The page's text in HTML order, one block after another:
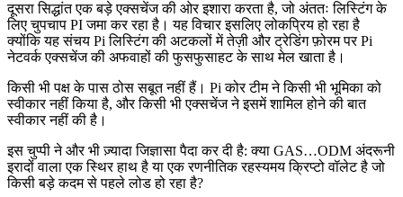
दूसरा सिद्धांत एक बड़े एक्सचेंज की ओर इशारा करता है, जो अंततः लिस्टिंग के
लिए चुपचाप PI जमा कर रहा है। यह विचार इसलिए लोकप्रिय हो रहा है
क्योंकि यह संचय Pi लिस्टिंग की अटकलों में तेज़ी और ट्रेडिंग फ़ोरम पर Pi
नेटवर्क एक्सचेंज की अफवाहों की फुसफुसाहट के साथ मेल खाता है।
किसी भी पक्ष के पास ठोस सबूत नहीं हैं। Pi कोर टीम ने किसी भी भूमिका को
स्वीकार नहीं किया है, और किसी भी एक्सचेंज ने इसमें शामिल होने की बात
स्वीकार नहीं की है।
इस चुप्पी ने और भी ज़्यादा जिज्ञासा पैदा कर दी है: क्या GAS…ODM अंदरूनी
इरादों वाला एक स्थिर हाथ है या एक रणनीतिक रहस्यमय क्रिप्टो वॉलेट है जो
किसी बड़े कदम से पहले लोड हो रहा है?